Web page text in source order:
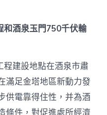
和酒泉玉門750千伏輸
建設地點在酒泉市肅
滿足金塔地區新動力發
供電靠得住性，并為酒
條件，對促進處所經濟